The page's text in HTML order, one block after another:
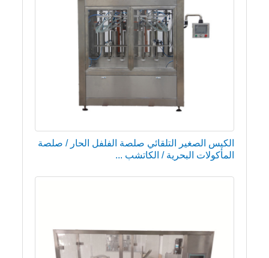
الكيس الصغير التلقائي صلصة الفلفل الحار / صلصة
المأكولات البحرية / الكاتشب ...